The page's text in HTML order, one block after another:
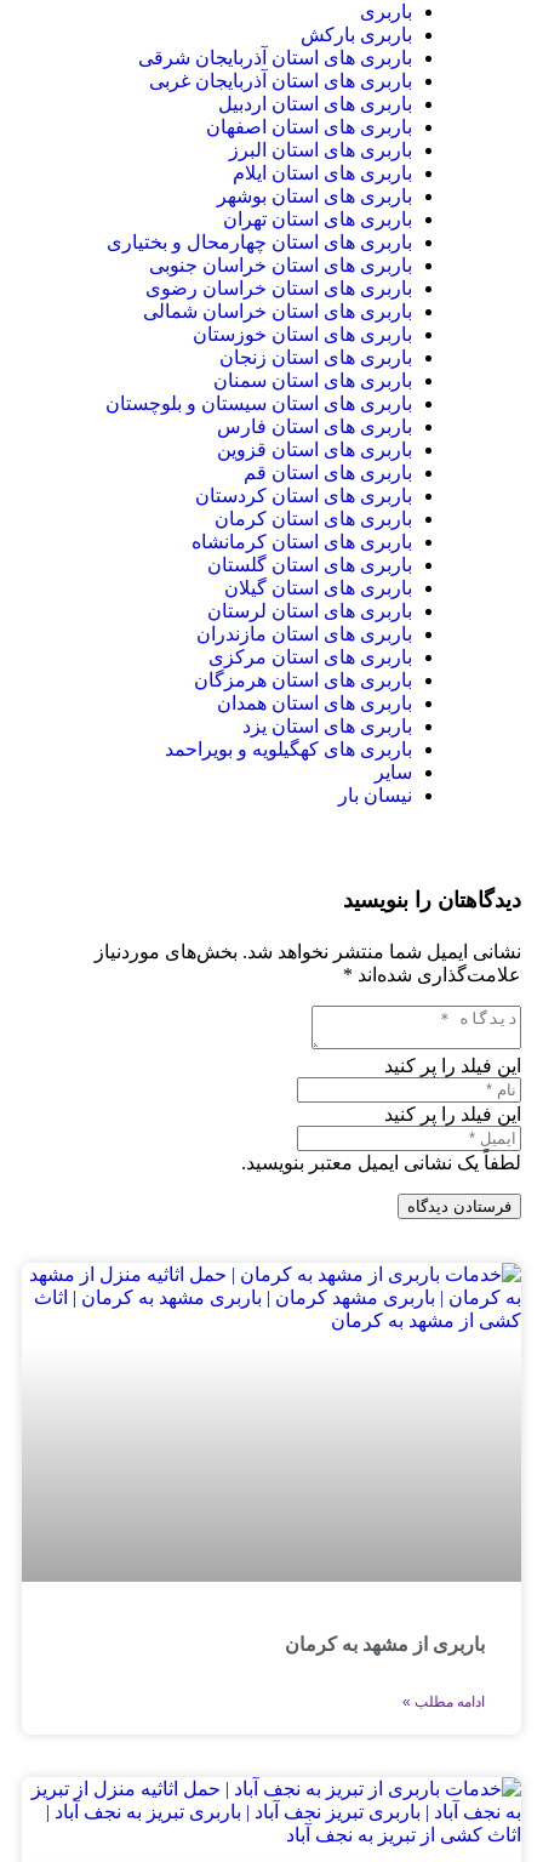
باربری
باربری بارکش
باربری های استان آذربایجان شرقی
باربری های استان آذربایجان غربی
باربری های استان اردبیل
باربری های استان اصفهان
باربری های استان البرز
باربری های استان ایلام
باربری های استان بوشهر
باربری های استان تهران
باربری های استان چهارمحال و بختیاری
باربری های استان خراسان جنوبی
باربری های استان خراسان رضوی
باربری های استان خراسان شمالی
باربری های استان خوزستان
باربری های استان زنجان
باربری های استان سمنان
باربری های استان سیستان و بلوچستان
باربری های استان فارس
باربری های استان قزوین
باربری های استان قم
باربری های استان کردستان
باربری های استان کرمان
باربری های استان کرمانشاه
باربری های استان گلستان
باربری های استان گیلان
باربری های استان لرستان
باربری های استان مازندران
باربری های استان مرکزی
باربری های استان هرمزگان
باربری های استان همدان
باربری های استان یزد
باربری های کهگیلویه و بویراحمد
سایر
نیسان بار
دیدگاهتان را بنویسید
نشانی ایمیل شما منتشر نخواهد شد. بخش‌های موردنیاز
علامت‌گذاری شده‌اند *
این فیلد را پر کنید
این فیلد را پر کنید
لطفاً یک نشانی ایمیل معتبر بنویسید.
فرستادن دیدگاه
باربری از مشهد به کرمان
ادامه مطلب »